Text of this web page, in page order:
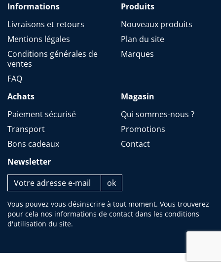
Informations
Livraisons et retours
Mentions légales
Conditions générales de
ventes
FAQ
Produits
Nouveaux produits
Plan du site
Marques
Achats
Paiement sécurisé
Transport
Bons cadeaux
Magasin
Qui sommes-nous ?
Promotions
Contact
Newsletter
Vous pouvez vous désinscrire à tout moment. Vous trouverez
pour cela nos informations de contact dans les conditions
d'utilisation du site.